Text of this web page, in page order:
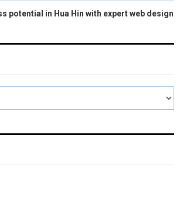
potential in Hua Hin with expert web design